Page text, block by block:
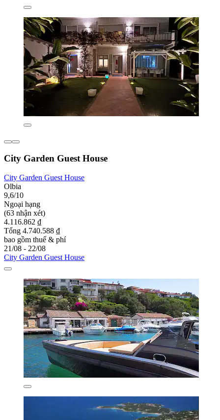
City Garden Guest House
City Garden Guest House
Olbia
9,6/10
Ngoại hạng
(63 nhận xét)
4.116.862 ₫
Tổng 4.740.588 ₫
bao gồm thuế & phí
21/08 - 22/08
City Garden Guest House